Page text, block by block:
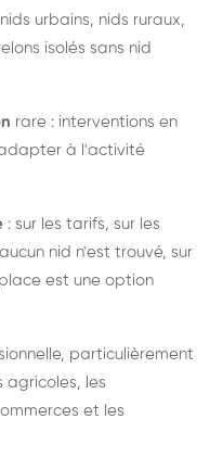
urbains, nids ruraux,
isolés sans nid
rare : interventions en
à l'activité
: sur les tarifs, sur les
nid n'est trouvé, sur
est une option
particulièrement
les
et les